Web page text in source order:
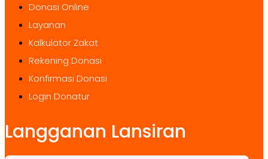
Donasi Online
Layanan
Kalkulator Zakat
Rekening Donasi
Konfirmasi Donasi
Login Donatur
Langganan Lansiran